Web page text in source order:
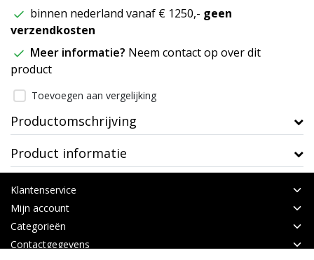
binnen nederland vanaf € 1250,- geen
verzendkosten
Meer informatie? Neem contact op over dit
product
Toevoegen aan vergelijking
Productomschrijving
Product informatie
Klantenservice
Mijn account
Categorieën
Contactgegevens